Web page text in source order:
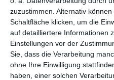
zuzustimmen. Alternativ
Schaltfläche klicken, um die
auf detailliertere Informationen
Einstellungen vor der
Sie, dass die Verarbeitung
ohne Ihre Einwilligung
haben, einer solchen